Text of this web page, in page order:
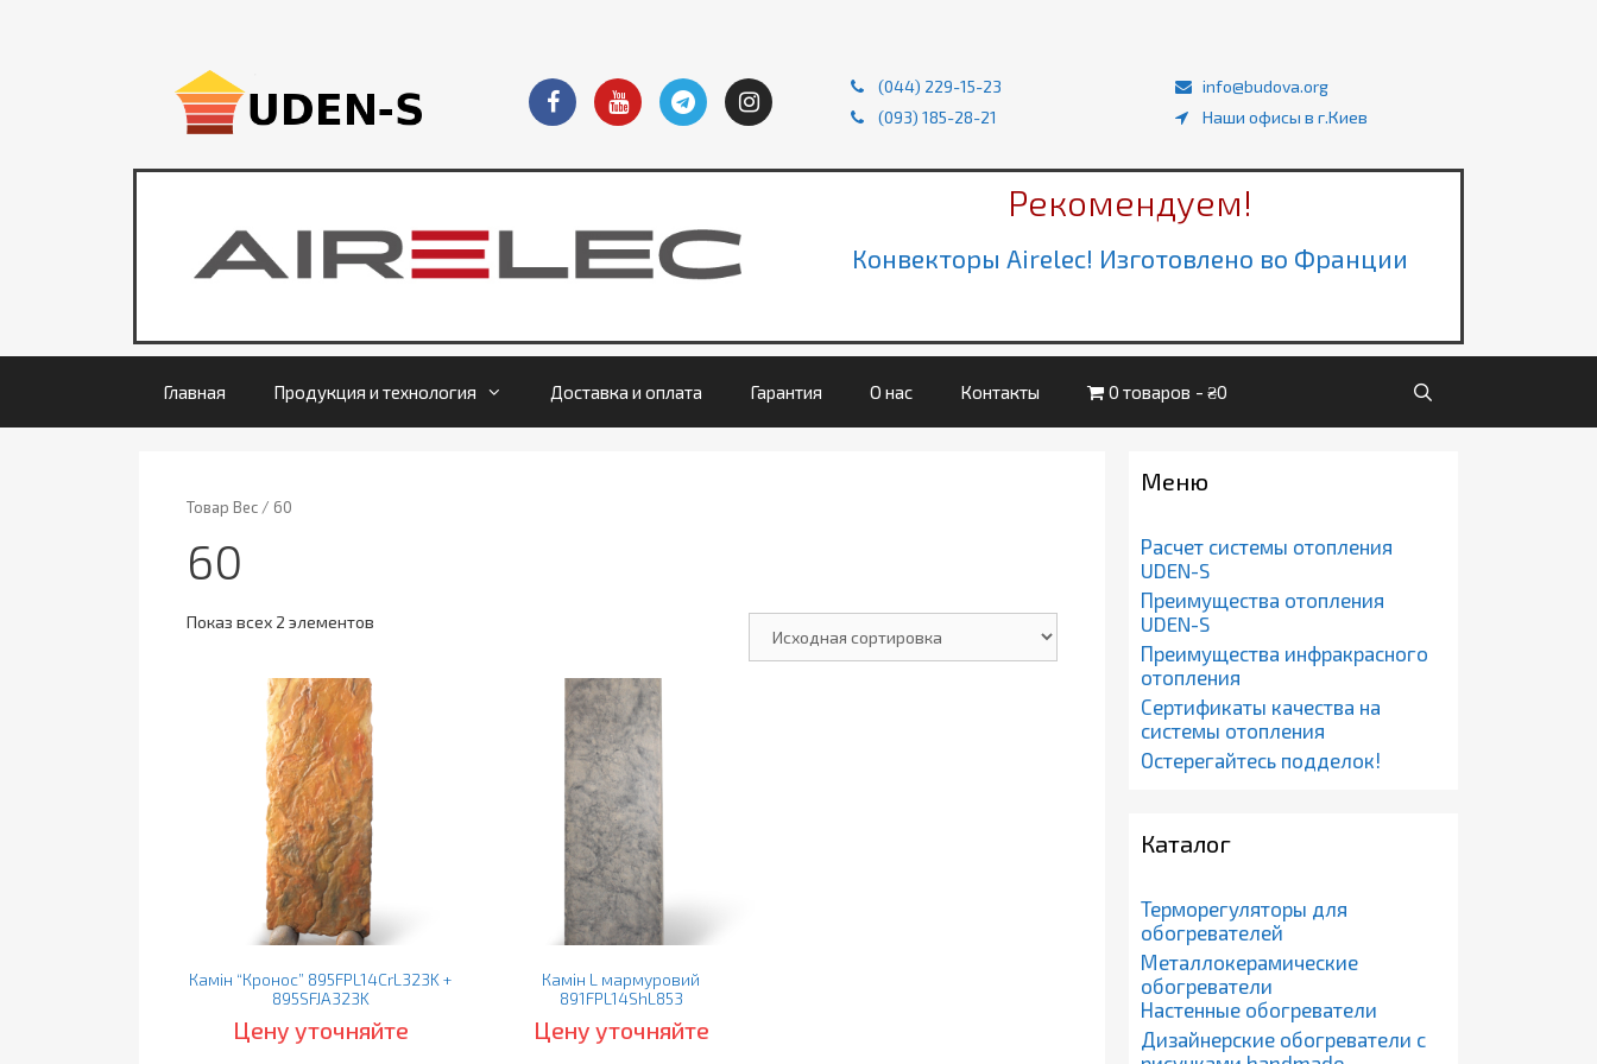
(044) 229-15-23
(093) 185-28-21
info@budova.org
Наши офисы в г.Киев
Рекомендуем!
Конвекторы Airelec! Изготовлено во Франции
Главная Продукция и технология Доставка и оплата Гарантия О нас Контакты 0 товаров ₴0
Товар Вес / 60
60
Показ всех 2 элементов
Камін “Кронос” 895FPL14CrL323K +
895SFJA323K
Цену уточняйте
Камін L мармуровий
891FPL14ShL853
Цену уточняйте
Меню
Расчет системы отопления
UDEN-S
Преимущества отопления
UDEN-S
Преимущества инфракрасного
отопления
Сертификаты качества на
системы отопления
Остерегайтесь подделок!
Каталог
Терморегуляторы для
обогревателей
Металлокерамические
обогреватели
Настенные обогреватели
Дизайнерские обогреватели с